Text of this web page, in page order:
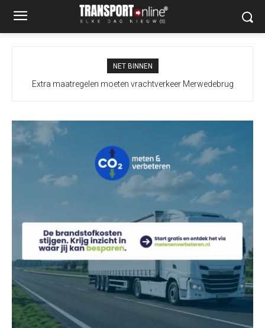
NET BINNEN
Extra maatregelen moeten vrachtverkeer Merwedebrug